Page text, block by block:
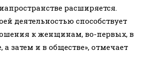
расширяется.
деятельностью способствует
к женщинам, во-первых, в
затем и в обществе», отмечает